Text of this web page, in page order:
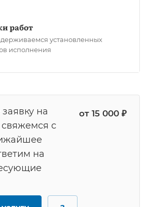
работ
установленных
исполнения
на
свяжемся с
на
от 15 000 ₽